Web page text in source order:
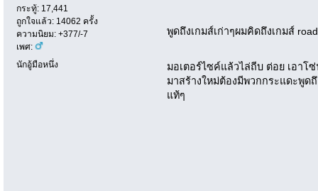
กระทู้: 17,441
ถูกใจแล้ว: 14062 ครั้ง
ความนิยม: +377/-7
เพศ:
นักอู้มือหนึ่ง
พูดถึงเกมส์เก่าๆผมคิดถึงเกมส์
มอเตอร์ไซค์แล้วไล่ถีบ ต่อย เอา
มาสร้างใหม่ต้องมีพวกกระแดะพู
แท้ๆ